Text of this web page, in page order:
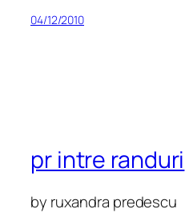
04/12/2010
pr intre randuri
by ruxandra predescu